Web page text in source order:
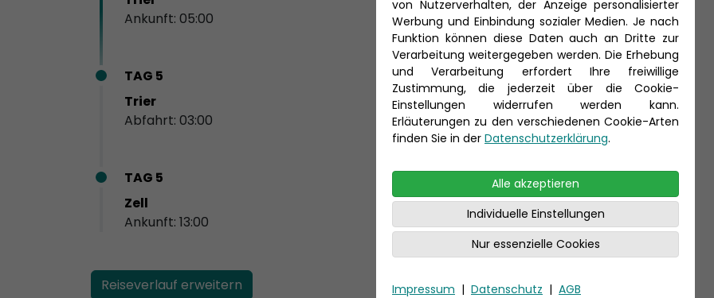
Ankunft: 05:00
TAG 5
Trier
Abfahrt: 03:00
TAG 5
Zell
Ankunft: 13:00
Reiseverlauf erweitern
von Nutzerverhalten, der Anzeige personalisierter
Werbung und Einbindung sozialer Medien. Je nach
Funktion können diese Daten auch an Dritte zur
Verarbeitung weitergegeben werden. Die Erhebung
und Verarbeitung erfordert Ihre freiwillige
Zustimmung, die jederzeit über die Cookie-
Einstellungen widerrufen werden kann.
Erläuterungen zu den verschiedenen Cookie-Arten
finden Sie in der Datenschutzerklärung.
Alle akzeptieren
Individuelle Einstellungen
Nur essenzielle Cookies
Impressum | Datenschutz | AGB